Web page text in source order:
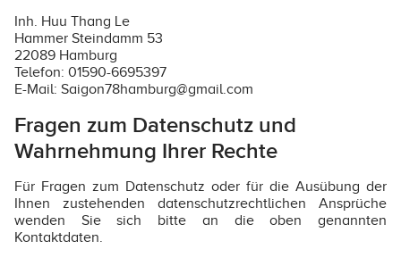
Inh. Huu Thang Le
Hammer Steindamm 53
22089 Hamburg
Telefon: 01590-6695397
E-Mail: Saigon78hamburg@gmail.com
Fragen zum Datenschutz und
Wahrnehmung Ihrer Rechte
Für Fragen zum Datenschutz oder für die Ausübung der
Ihnen zustehenden datenschutzrechtlichen Ansprüche
wenden Sie sich bitte an die oben genannten
Kontaktdaten.